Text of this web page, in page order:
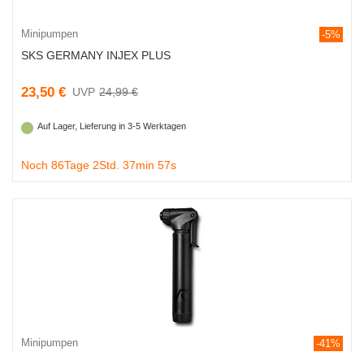
Minipumpen -5%
SKS GERMANY INJEX PLUS
23,50 € 24,99 €
Auf Lager, Lieferung in 3-5 Werktagen
Noch 86Tage 2Std. 37min 56s
Minipumpen -41%